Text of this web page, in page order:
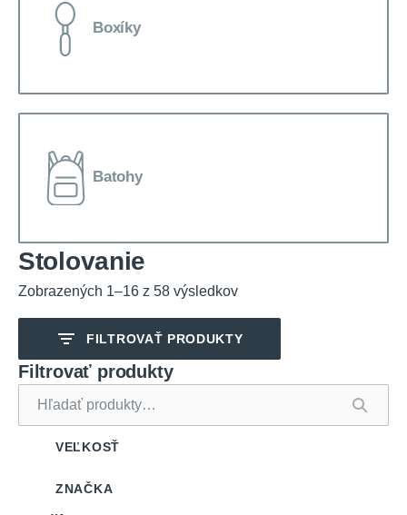
Boxíky
Batohy
Stolovanie
Zobrazených 1–16 z 58 výsledkov
FILTROVAŤ PRODUKTY
Filtrovať produkty
VEĽKOSŤ
ZNAČKA
Hľadať: